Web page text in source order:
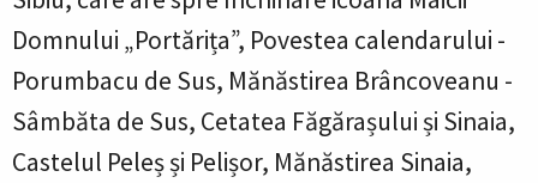
Domnului „Portărița”, Povestea calendarului -
Porumbacu de Sus, Mănăstirea Brâncoveanu -
Sâmbăta de Sus, Cetatea Făgărașului și Sinaia,
Castelul Peleș și Pelișor, Mănăstirea Sinaia,